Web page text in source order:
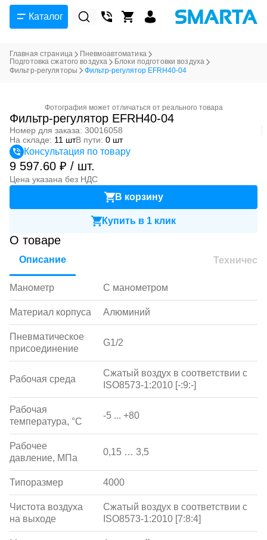
Каталог
Главная страница
Пневмоавтоматика
Подготовка сжатого воздуха
Блоки подготовки воздуха
Фильтр-регуляторы
Фильтр-регулятор EFRH40-04
Фотография может отличаться от реального товара
Фильтр-регулятор EFRH40-04
Номер для заказа: 30016058
На складе: 11 штВ пути: 0 шт
Консультация по товару
9 597.60 ₽ / шт.
Цена указана без НДС
В корзину
Купить в 1 клик
О товаре
Описание
Манометр С манометром
Материал корпуса Алюминий
Пневматическое
присоединение
G1/2
Рабочая среда
Сжатый воздух в соответствии с
ISO8573-1:2010 [-:9:-]
Рабочая
температура, °С
-5 ... +80
Рабочее
давление, МПа
0,15 … 3,5
Типоразмер 4000
Чистота воздуха
на выходе
Сжатый воздух в соответствии с
ISO8573-1:2010 [7:8:4]